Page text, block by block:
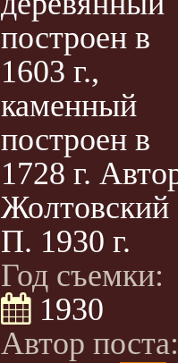
построен в
1603 г.,
каменный
построен в
1728 г.
Жолтовский
П. 1930 г.
Год съемки:
1930
Автор поста: